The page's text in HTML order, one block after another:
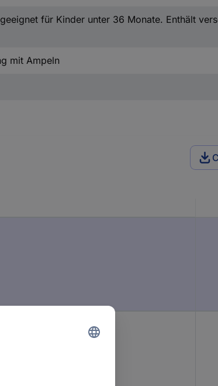
für Kinder unter 36 Monate. Enthält
mit Ampeln